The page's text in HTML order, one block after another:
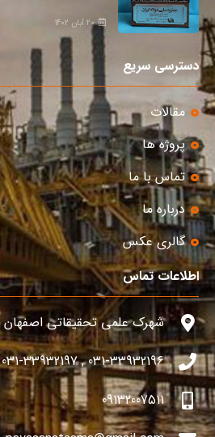
20 آبان 1402
دسترسی سریع
مقالات
پروژه ها
تماس با ما
درباره ما
گالری عکس
اطلاعات تماس
شهرک علمی تحقیقاتی
031-33932196 , 031-33932197
09132007511